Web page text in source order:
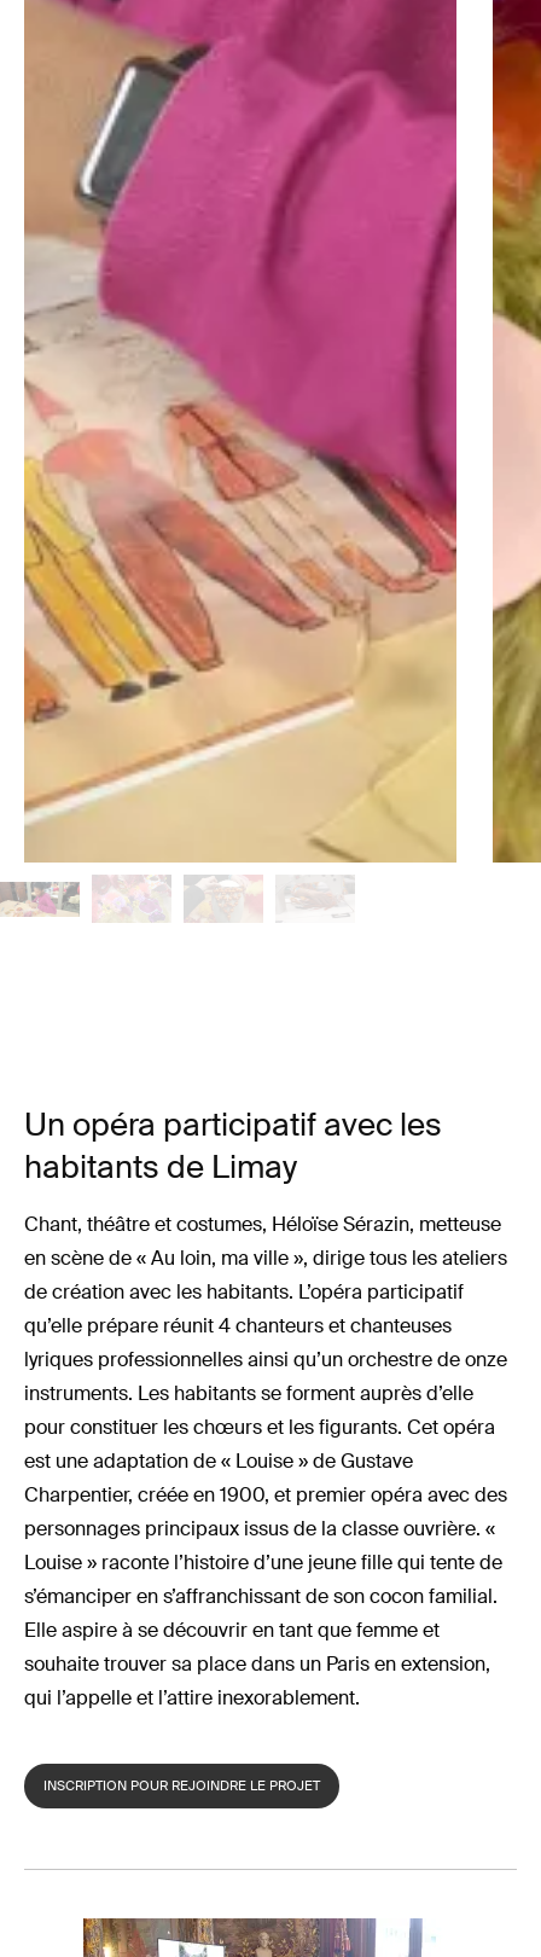
Un opéra participatif avec les
habitants de Limay
Chant, théâtre et costumes, Héloïse Sérazin, metteuse
en scène de « Au loin, ma ville », dirige tous les ateliers
de création avec les habitants. L’opéra participatif
qu’elle prépare réunit 4 chanteurs et chanteuses
lyriques professionnelles ainsi qu’un orchestre de onze
instruments. Les habitants se forment auprès d’elle
pour constituer les chœurs et les figurants. Cet opéra
est une adaptation de « Louise » de Gustave
Charpentier, créée en 1900, et premier opéra avec des
personnages principaux issus de la classe ouvrière. «
Louise » raconte l’histoire d’une jeune fille qui tente de
s’émanciper en s’affranchissant de son cocon familial.
Elle aspire à se découvrir en tant que femme et
souhaite trouver sa place dans un Paris en extension,
qui l’appelle et l’attire inexorablement.
INSCRIPTION POUR REJOINDRE LE PROJET